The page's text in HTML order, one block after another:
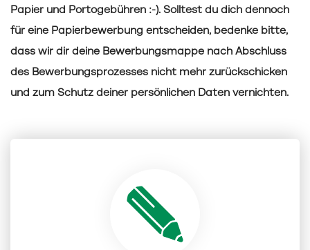
Papier und Portogebühren :-). Solltest du dich dennoch
für eine Papierbewerbung entscheiden, bedenke bitte,
dass wir dir deine Bewerbungsmappe nach Abschluss
des Bewerbungsprozesses nicht mehr zurückschicken
und zum Schutz deiner persönlichen Daten vernichten.